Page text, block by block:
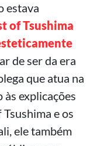
estava
of Tsushima
de ser da era
que atua na
às explicações
e os
ele também